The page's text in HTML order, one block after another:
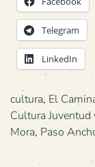
Telegram
LinkedIn
cultura, El
Cultura Juventud
Mora, Paso